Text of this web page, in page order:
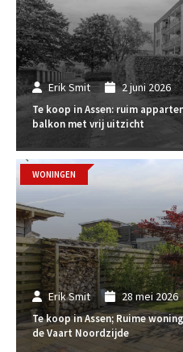
Erik Smit 2 juni 2026
Te koop in Assen: ruim
balkon met vrij uitzicht
Erik Smit 28 mei 2026
Te koop in Assen; Ruime
de Vaart Noordzijde
WONINGEN